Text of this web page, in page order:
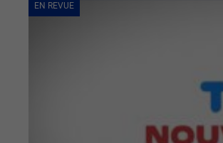
EN REVUE